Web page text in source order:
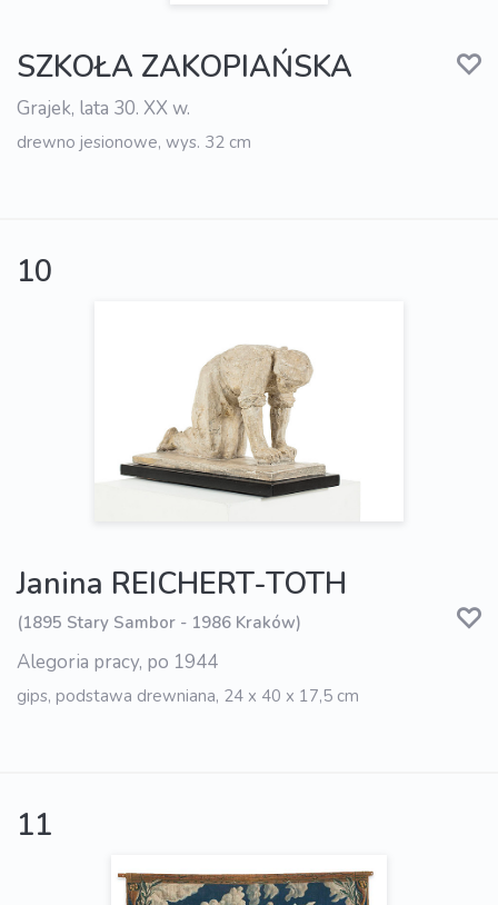
SZKOŁA ZAKOPIAŃSKA
Grajek, lata 30. XX w.
drewno jesionowe, wys. 32 cm
10
Janina REICHERT-TOTH
(1895 Stary Sambor - 1986 Kraków)
Alegoria pracy, po 1944
gips, podstawa drewniana, 24 x 40 x 17,5 cm
11